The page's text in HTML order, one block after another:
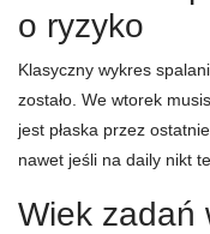
o ryzyko
Klasyczny wykres
zostało. We wtorek
jest płaska przez
nawet jeśli na daily nikt
Wiek zadań